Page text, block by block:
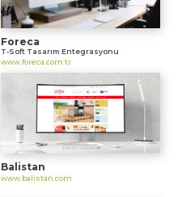
Foreca
T-Soft Tasarım Entegrasyonu
www.foreca.com.tr
Balistan
www.balistan.com